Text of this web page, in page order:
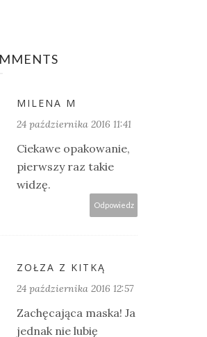
MILENA M
24 października 2016 11:41
Ciekawe opakowanie,
pierwszy raz takie
widzę.
Odpowiedz
ZOŁZA Z KITKĄ
24 października 2016 12:57
Zachęcająca maska! Ja
jednak nie lubię